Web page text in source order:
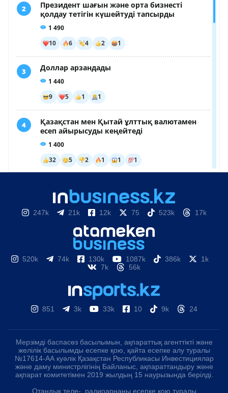
247k 21k 12k 75 523k 17k
520k 74k 130k 1087k 386k
1k
7k
56k
851 3k 33k 10 9k 24
Мерзімді баспасөз басылымын, ақпараттық агенттікті және
желілік басылымды есепке қою, қайта есепке алу туралы
№17614-АА куәлік Қазақстан Республикасы Инвестициялар
және даму министрлігінің Байланыс, ақпараттандыру және
ақпарат комитетімен 2019 жылдың 15 наурызында берілді.
Отандық теле-, радиоарнаны есепке қою туралы